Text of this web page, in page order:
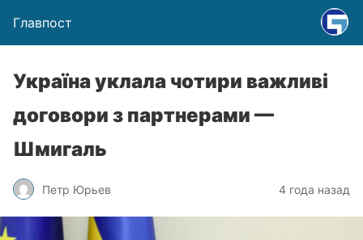
Главпост
Україна уклала чотири важливі
договори з партнерами —
Шмигаль
Петр Юрьев 4 года назад